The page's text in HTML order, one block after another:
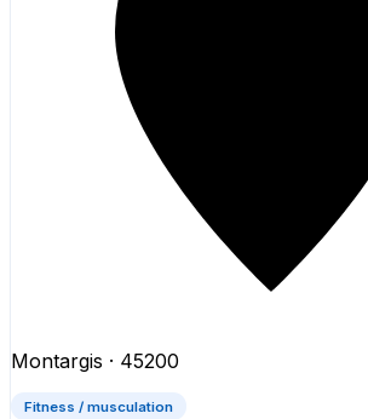
Montargis · 45200
Fitness / musculation